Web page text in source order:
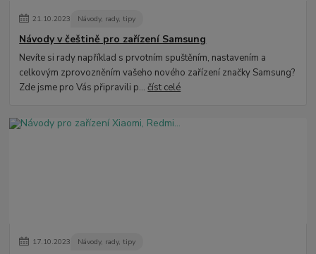
21.10.2023 Návody, rady, tipy
Návody v češtině pro zařízení Samsung
Nevíte si rady například s prvotním spuštěním, nastavením a
celkovým zprovozněním vašeho nového zařízení značky Samsung?
Zde jsme pro Vás připravili p...číst celé
17.10.2023 Návody, rady, tipy